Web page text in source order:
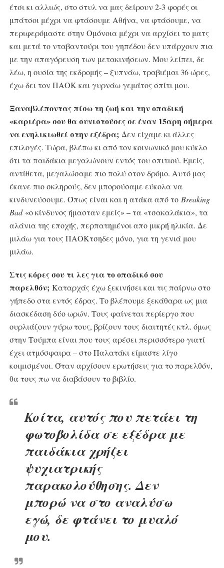
έτσι κι αλλιώς, στο στυλ να μας δείρουν 2-3 φορές οι
μπάτσοι μέχρι να φτάσουμε Αθήνα, να φτάσουμε, να
περιφερόμαστε στην Ομόνοια μέχρι να αρχίσει το ματς
και μετά το νταβαντούρι του γηπέδου δεν υπάρχουν πια
με την απαγόρευση των μετακινήσεων. Μου λείπει, δε
λέω, η ουσία της εκδρομής – ξυπνάω, τραβιέμαι 36 ώρες,
έχω δει τον ΠΑΟΚ και γυρνάω γεμάτος σπίτι μου.
Ξαναβλέποντας πίσω τη ζωή και την οπαδική
«καριέρα» σου θα συνιστούσες σε έναν 15αρη σήμερα
να ενηλικιωθεί στην εξέδρα; Δεν είχαμε κι άλλες
επιλογές. Τώρα, βλέπω κι από τον κοινωνικό μου κύκλο
ότι τα παιδάκια μεγαλώνουν εντός του σπιτιού. Εμείς,
αντίθετα, μεγαλώσαμε πιο πολύ στον δρόμο. Αυτό μας
έκανε πιο σκληρούς, δεν μπορούσαμε εύκολα να
κινδυνεύσουμε. Όπως είναι και η ατάκα από το Breaking
Bad«ο κίνδυνος ήμασταν εμείς» – τα «τσακαλάκια», τα
αλάνια της εποχής, περπατημένοι απο μικρή ηλικία. Δε
μιλάω για τους ΠΑΟΚτσηδες μόνο, για τη γενιά μου
μιλάω.
Στις κόρες σου τι λες για το οπαδικό σου
παρελθόν; Καταρχάς έχω ξεκινήσει και τις παίρνω στο
γήπεδο στα εντός έδρας. Το βλέπουμε ξεκάθαρα ως μια
διασκέδαση δύο ωρών. Τους φαίνεται περίεργο που
ουρλιάζουν γύρω τους, βρίζουν τους διαιτητές κτλ. όμως
στην Τούμπα είναι που τους αρέσει περισσότερο γιατί
έχει ατμόσφαιρα – στο Παλατάκι είμαστε λίγο
κοιμισμένοι. Όταν αρχίσουν ερωτήσεις για το παρελθόν,
θα τους πω να διαβάσουν το βιβλίο.
Κοίτα, αυτός που πετάει τη
φωτοβολίδα σε εξέδρα με
παιδάκια χρήζει
ψυχιατρικής
παρακολούθησης. Δεν
μπορώ να στο αναλύσω
εγώ, δε φτάνει το μυαλό
μου.